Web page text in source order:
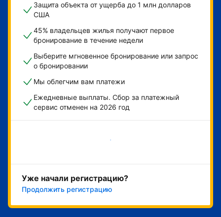
Защита объекта от ущерба до 1 млн долларов
США
45% владельцев жилья получают первое
бронирование в течение недели
Выберите мгновенное бронирование или запрос
о бронировании
Мы облегчим вам платежи
Ежедневные выплаты. Сбор за платежный
сервис отменен на 2026 год
Начать
Уже начали регистрацию?
Продолжить регистрацию